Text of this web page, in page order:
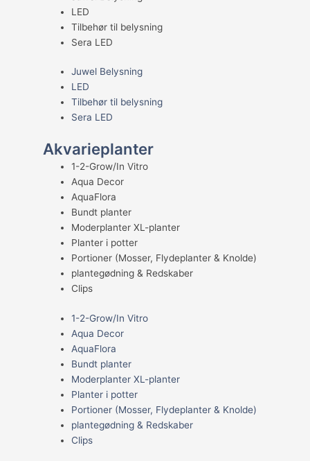
LED
Tilbehør til belysning
Sera LED
Juwel Belysning
LED
Tilbehør til belysning
Sera LED
Akvarieplanter
1-2-Grow/In Vitro
Aqua Decor
AquaFlora
Bundt planter
Moderplanter XL-planter
Planter i potter
Portioner (Mosser, Flydeplanter & Knolde)
plantegødning & Redskaber
Clips
1-2-Grow/In Vitro
Aqua Decor
AquaFlora
Bundt planter
Moderplanter XL-planter
Planter i potter
Portioner (Mosser, Flydeplanter & Knolde)
plantegødning & Redskaber
Clips